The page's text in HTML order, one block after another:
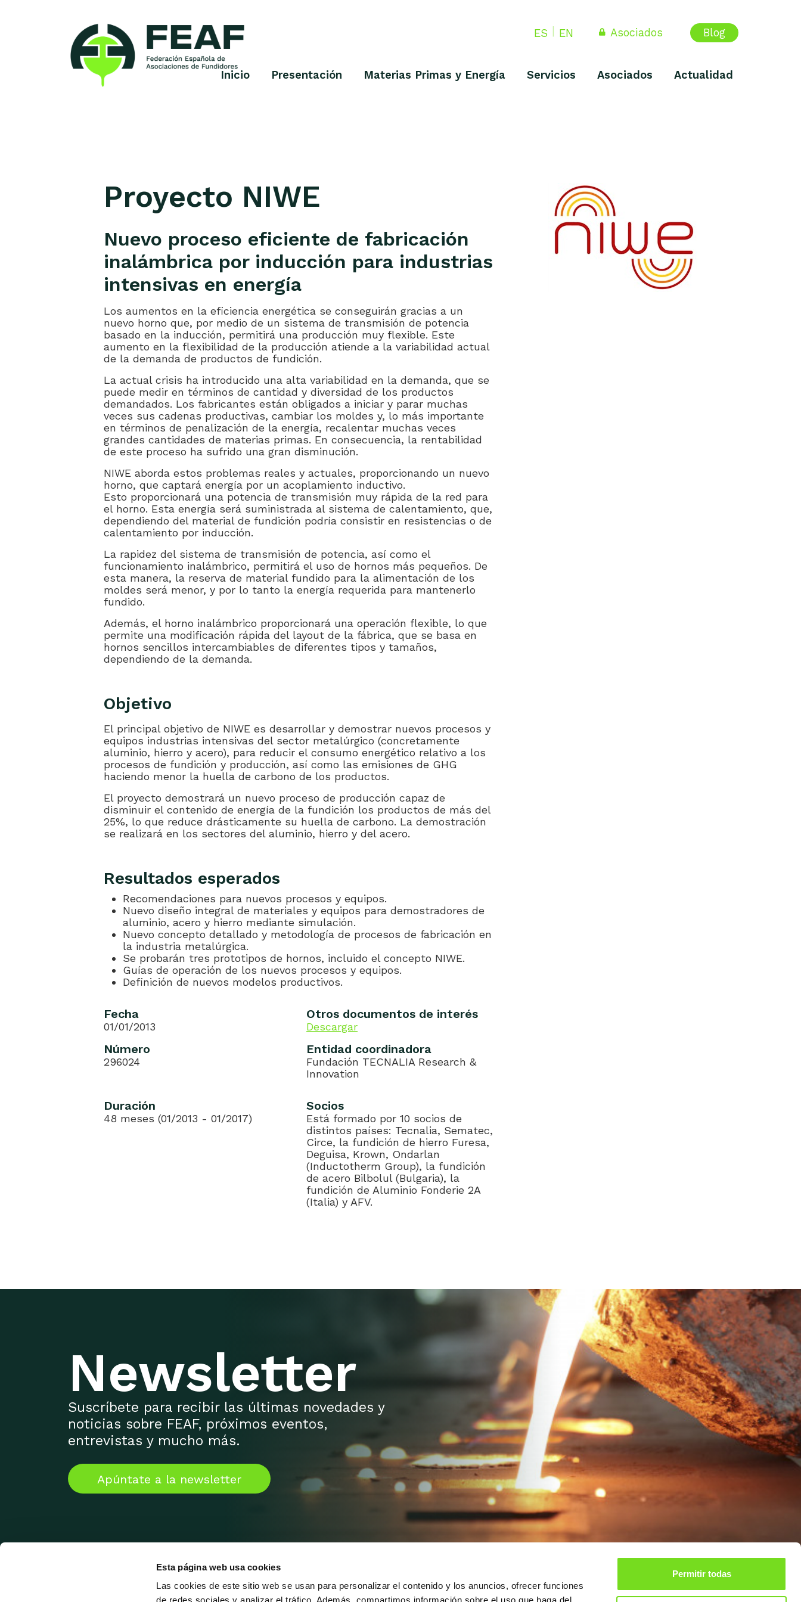
Esta página web usa cookies
Las cookies de este sitio web se usan para personalizar el contenido y los anuncios, ofrecer funciones
Permitir todas
ES EN Asociados Blog
Inicio Presentación Materias Primas y Energía Servicios Asociados Actualidad
Proyecto NIWE
Nuevo proceso eficiente de fabricación
inalámbrica por inducción para industrias
intensivas en energía
Los aumentos en la eficiencia energética se conseguirán gracias a un
nuevo horno que, por medio de un sistema de transmisión de potencia
basado en la inducción, permitirá una producción muy flexible. Este
aumento en la flexibilidad de la producción atiende a la variabilidad actual
de la demanda de productos de fundición.
La actual crisis ha introducido una alta variabilidad en la demanda, que se
puede medir en términos de cantidad y diversidad de los productos
demandados. Los fabricantes están obligados a iniciar y parar muchas
veces sus cadenas productivas, cambiar los moldes y, lo más importante
en términos de penalización de la energía, recalentar muchas veces
grandes cantidades de materias primas. En consecuencia, la rentabilidad
de este proceso ha sufrido una gran disminución.
NIWE aborda estos problemas reales y actuales, proporcionando un nuevo
horno, que captará energía por un acoplamiento inductivo.
Esto proporcionará una potencia de transmisión muy rápida de la red para
el horno. Esta energía será suministrada al sistema de calentamiento, que,
dependiendo del material de fundición podría consistir en resistencias o de
calentamiento por inducción.
La rapidez del sistema de transmisión de potencia, así como el
funcionamiento inalámbrico, permitirá el uso de hornos más pequeños. De
esta manera, la reserva de material fundido para la alimentación de los
moldes será menor, y por lo tanto la energía requerida para mantenerlo
fundido.
Además, el horno inalámbrico proporcionará una operación flexible, lo que
permite una modificación rápida del layout de la fábrica, que se basa en
hornos sencillos intercambiables de diferentes tipos y tamaños,
dependiendo de la demanda.
Objetivo
El principal objetivo de NIWE es desarrollar y demostrar nuevos procesos y
equipos industrias intensivas del sector metalúrgico (concretamente
aluminio, hierro y acero), para reducir el consumo energético relativo a los
procesos de fundición y producción, así como las emisiones de GHG
haciendo menor la huella de carbono de los productos.
El proyecto demostrará un nuevo proceso de producción capaz de
disminuir el contenido de energía de la fundición los productos de más del
25%, lo que reduce drásticamente su huella de carbono. La demostración
se realizará en los sectores del aluminio, hierro y del acero.
Resultados esperados
Recomendaciones para nuevos procesos y equipos.
Nuevo diseño integral de materiales y equipos para demostradores de
aluminio, acero y hierro mediante simulación.
Nuevo concepto detallado y metodología de procesos de fabricación en
la industria metalúrgica.
Se probarán tres prototipos de hornos, incluido el concepto NIWE.
Guías de operación de los nuevos procesos y equipos.
Definición de nuevos modelos productivos.
Fecha
01/01/2013
Otros documentos de interés
Descargar
Número
296024
Entidad coordinadora
Fundación TECNALIA Research &
Innovation
Duración
48 meses (01/2013 - 01/2017)
Socios
Está formado por 10 socios de
distintos países: Tecnalia, Sematec,
Circe, la fundición de hierro Furesa,
Deguisa, Krown, Ondarlan
(Inductotherm Group), la fundición
de acero Bilbolul (Bulgaria), la
fundición de Aluminio Fonderie 2A
(Italia) y AFV.
Newsletter
Suscríbete para recibir las últimas novedades y
noticias sobre FEAF, próximos eventos,
entrevistas y mucho más.
Apúntate a la newsletter